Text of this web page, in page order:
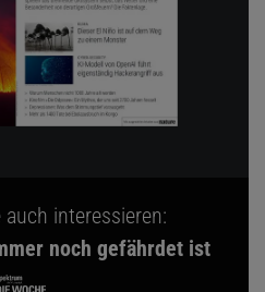
auch interessieren:
noch gefährdet ist